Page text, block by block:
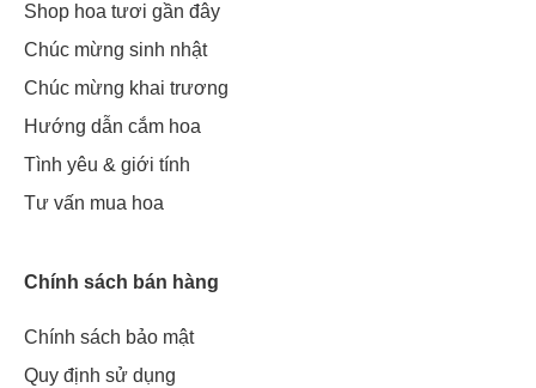
Shop hoa tươi gần đây
Chúc mừng sinh nhật
Chúc mừng khai trương
Hướng dẫn cắm hoa
Tình yêu & giới tính
Tư vấn mua hoa
Chính sách bán hàng
Chính sách bảo mật
Quy định sử dụng